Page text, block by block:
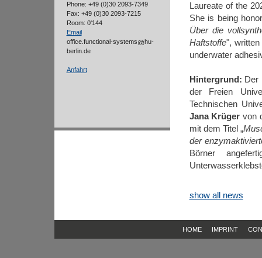
Phone: +49 (0)30 2093-7349
Fax: +49 (0)30 2093-7215
Room: 0'144
Email
office.functional-systems
hu-
berlin.de
Anfahrt
Laureate of the
She is being
Über die
Haftstoffe",
underwater
Hintergrund: Der
der Freien
Technischen
Jana Krüger von
mit dem Titel „
der
Börner
show all news
HOME IMPRINT